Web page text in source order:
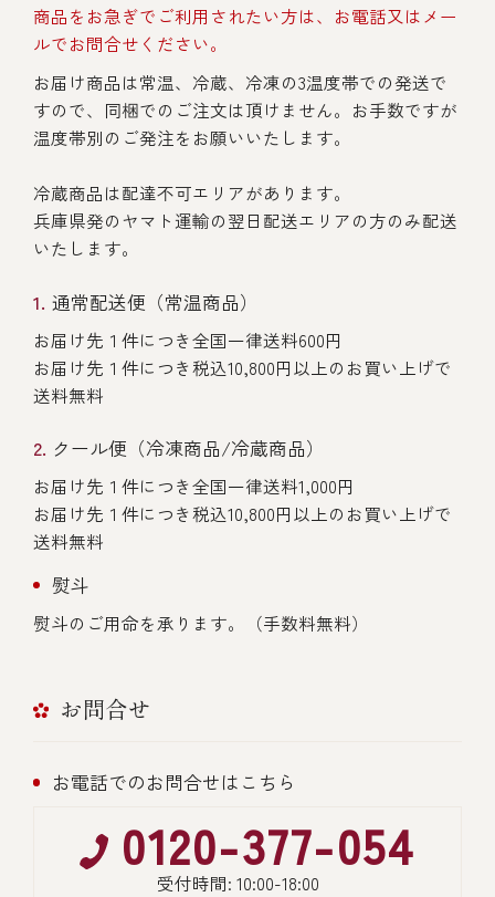
商品をお急ぎでご利用されたい方は、お電話又はメー
ルでお問合せください。
お届け商品は常温、冷蔵、冷凍の3温度帯での発送で
すので、同梱でのご注文は頂けません。お手数ですが
温度帯別のご発注をお願いいたします。
冷蔵商品は配達不可エリアがあります。
兵庫県発のヤマト運輸の翌日配送エリアの方のみ配送
いたします。
通常配送便（常温商品）
お届け先１件につき全国一律送料600円
お届け先１件につき税込10,800円以上のお買い上げで
送料無料
クール便（冷凍商品/冷蔵商品）
お届け先１件につき全国一律送料1,000円
お届け先１件につき税込10,800円以上のお買い上げで
送料無料
熨斗
熨斗のご用命を承ります。（手数料無料）
お問合せ
お電話でのお問合せはこちら
0120-377-054
受付時間: 10:00-18:00